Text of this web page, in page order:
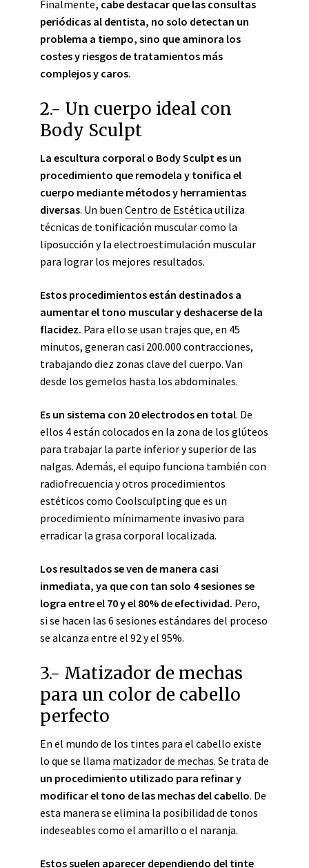
Finalmente, cabe destacar que las consultas
periódicas al dentista, no solo detectan un
problema a tiempo, sino que aminora los
costes y riesgos de tratamientos más
complejos y caros.
2.- Un cuerpo ideal con
Body Sculpt
La escultura corporal o Body Sculpt es un
procedimiento que remodela y tonifica el
cuerpo mediante métodos y herramientas
diversas. Un buen Centro de Estética utiliza
técnicas de tonificación muscular como la
liposucción y la electroestimulación muscular
para lograr los mejores resultados.
Estos procedimientos están destinados a
aumentar el tono muscular y deshacerse de la
flacidez. Para ello se usan trajes que, en 45
minutos, generan casi 200.000 contracciones,
trabajando diez zonas clave del cuerpo. Van
desde los gemelos hasta los abdominales.
Es un sistema con 20 electrodos en total. De
ellos 4 están colocados en la zona de los glúteos
para trabajar la parte inferior y superior de las
nalgas. Además, el equipo funciona también con
radiofrecuencia y otros procedimientos
estéticos como Coolsculpting que es un
procedimiento mínimamente invasivo para
erradicar la grasa corporal localizada.
Los resultados se ven de manera casi
inmediata, ya que con tan solo 4 sesiones se
logra entre el 70 y el 80% de efectividad. Pero,
si se hacen las 6 sesiones estándares del proceso
se alcanza entre el 92 y el 95%.
3.- Matizador de mechas
para un color de cabello
perfecto
En el mundo de los tintes para el cabello existe
lo que se llama matizador de mechas. Se trata de
un procedimiento utilizado para refinar y
modificar el tono de las mechas del cabello. De
esta manera se elimina la posibilidad de tonos
indeseables como el amarillo o el naranja.
Estos suelen aparecer dependiendo del tinte